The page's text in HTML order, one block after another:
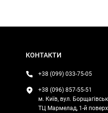
КОНТАКТИ
+38 (099) 033-75-05
+38 (096) 857-55-51
м. Київ, вул.
ТЦ Мармелад, 1-й поверх